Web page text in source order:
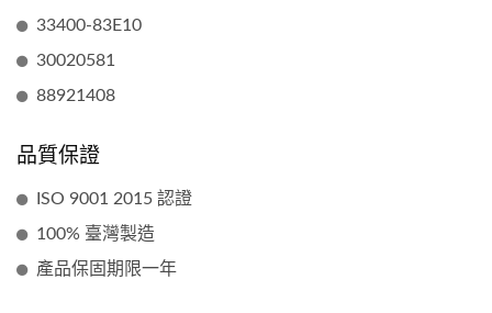
33400-83E10
30020581
88921408
品質保證
ISO 9001 2015 認證
100% 臺灣製造
產品保固期限一年